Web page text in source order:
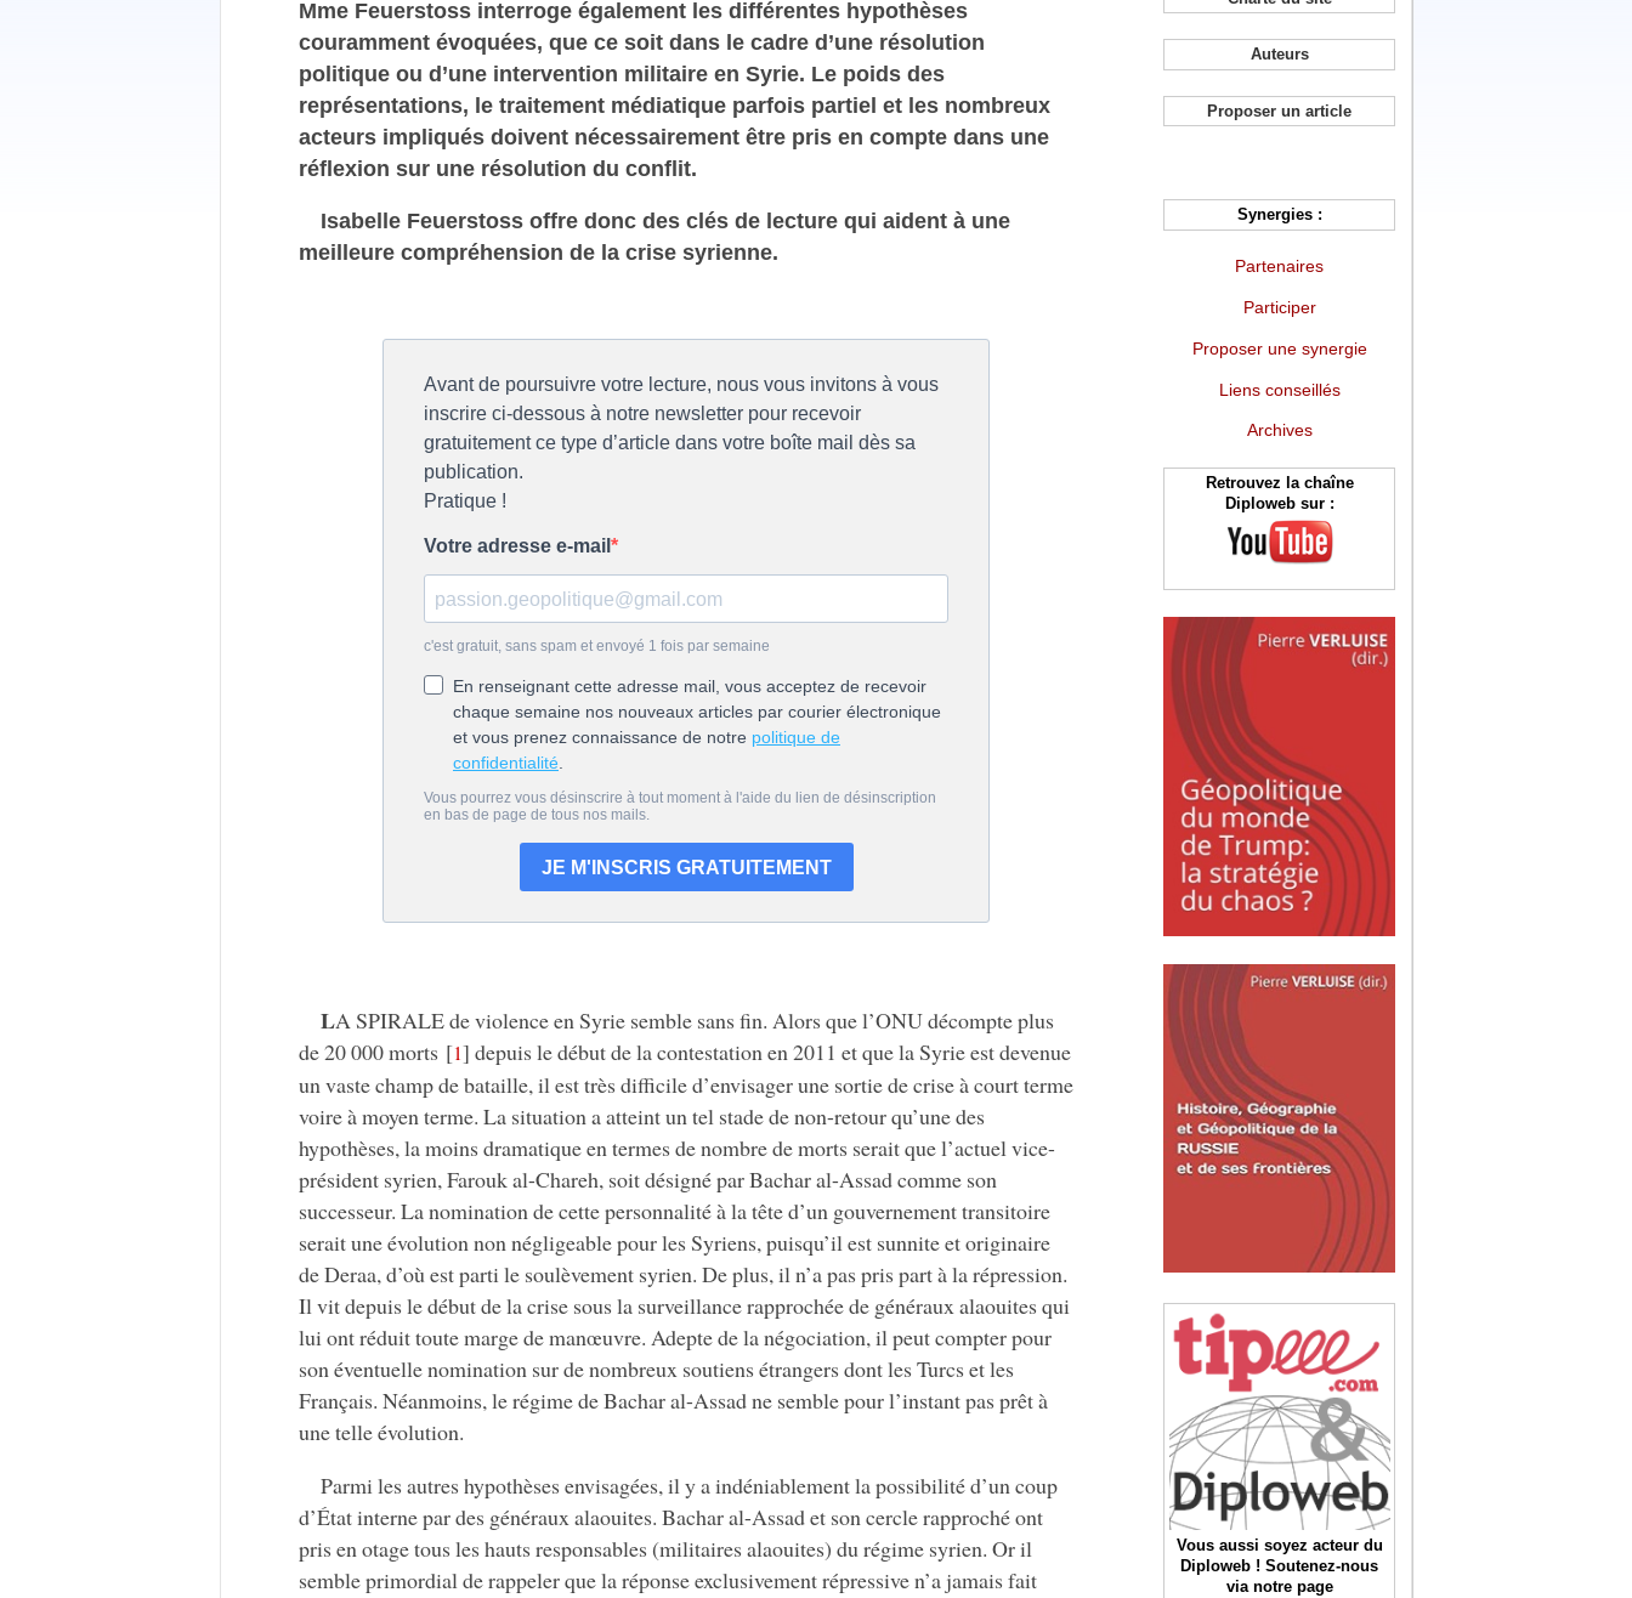
Mme Feuerstoss interroge également les différentes hypothèses
couramment évoquées, que ce soit dans le cadre d’une résolution
politique ou d’une intervention militaire en Syrie. Le poids des
représentations, le traitement médiatique parfois partiel et les nombreux
acteurs impliqués doivent nécessairement être pris en compte dans une
réflexion sur une résolution du conflit.
Isabelle Feuerstoss offre donc des clés de lecture qui aident à une
meilleure compréhension de la crise syrienne.
LA SPIRALE de violence en Syrie semble sans fin. Alors que l’ONU décompte plus
de 20 000 morts [1] depuis le début de la contestation en 2011 et que la Syrie est devenue
un vaste champ de bataille, il est très difficile d’envisager une sortie de crise à court terme
voire à moyen terme. La situation a atteint un tel stade de non-retour qu’une des
hypothèses, la moins dramatique en termes de nombre de morts serait que l’actuel vice-
président syrien, Farouk al-Chareh, soit désigné par Bachar al-Assad comme son
successeur. La nomination de cette personnalité à la tête d’un gouvernement transitoire
serait une évolution non négligeable pour les Syriens, puisqu’il est sunnite et originaire
de Deraa, d’où est parti le soulèvement syrien. De plus, il n’a pas pris part à la répression.
Il vit depuis le début de la crise sous la surveillance rapprochée de généraux alaouites qui
lui ont réduit toute marge de manœuvre. Adepte de la négociation, il peut compter pour
son éventuelle nomination sur de nombreux soutiens étrangers dont les Turcs et les
Français. Néanmoins, le régime de Bachar al-Assad ne semble pour l’instant pas prêt à
une telle évolution.
Parmi les autres hypothèses envisagées, il y a indéniablement la possibilité d’un coup
d’État interne par des généraux alaouites. Bachar al-Assad et son cercle rapproché ont
pris en otage tous les hauts responsables (militaires alaouites) du régime syrien. Or il
semble primordial de rappeler que la réponse exclusivement répressive n’a jamais fait
Auteurs
Proposer un article
Synergies :
Partenaires
Participer
Proposer une synergie
Liens conseillés
Archives
Retrouvez la chaîne
Diploweb sur :
Vous aussi soyez acteur du
Diploweb ! Soutenez-nous
via notre page